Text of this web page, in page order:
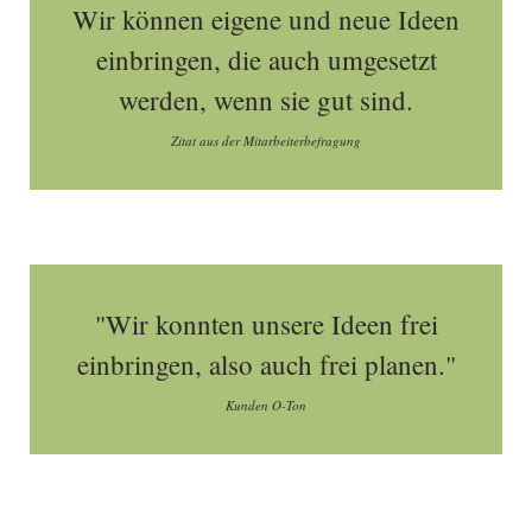
Wir können eigene und neue Ideen
einbringen, die auch umgesetzt
werden, wenn sie gut sind.
Zitat aus der Mitarbeiterbefragung
"Wir konnten unsere Ideen frei
einbringen, also auch frei planen."
Kunden O-Ton